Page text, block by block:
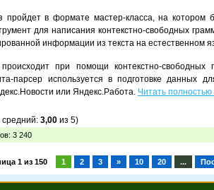
пройдет в формате мастер-класса, на котором
для написания контекстно-свободных
информации из текста на естественном
при помощи контекстно-свободных
парсер используется в подготовке данных
или Яндекс.Работа. Читать полностью
средний: 3,00 из 5)
3 240
1 из 150 1 2 3 » 10 20 ...